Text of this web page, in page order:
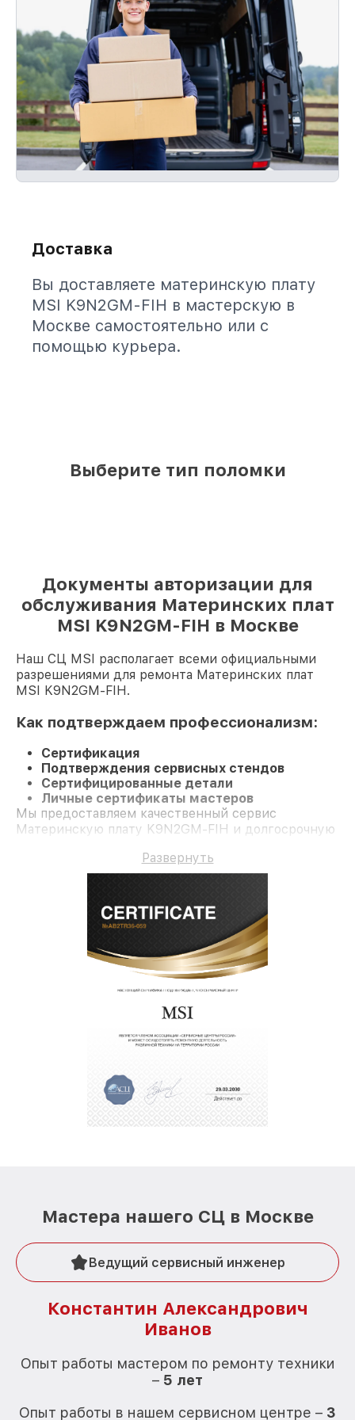
Доставка
Вы доставляете материнскую плату
MSI K9N2GM-FIH в мастерскую в
Москве самостоятельно или с
помощью курьера.
Выберите тип поломки
Документы авторизации для
обслуживания Материнских плат
MSI K9N2GM-FIH в Москве
Наш СЦ MSI располагает всеми официальными
разрешениями для ремонта Материнских плат
MSI K9N2GM-FIH.
Как подтверждаем профессионализм:
Сертификация
Подтверждения сервисных стендов
Сертифицированные детали
Личные сертификаты мастеров
Мы предоставляем качественный сервис
Материнскую плату K9N2GM-FIH и долгосрочную
Развернуть
Мастера нашего СЦ в Москве
Ведущий сервисный инженер
Константин Александрович
Иванов
Опыт работы мастером по ремонту техники
– 5 лет
Опыт работы в нашем сервисном центре – 3